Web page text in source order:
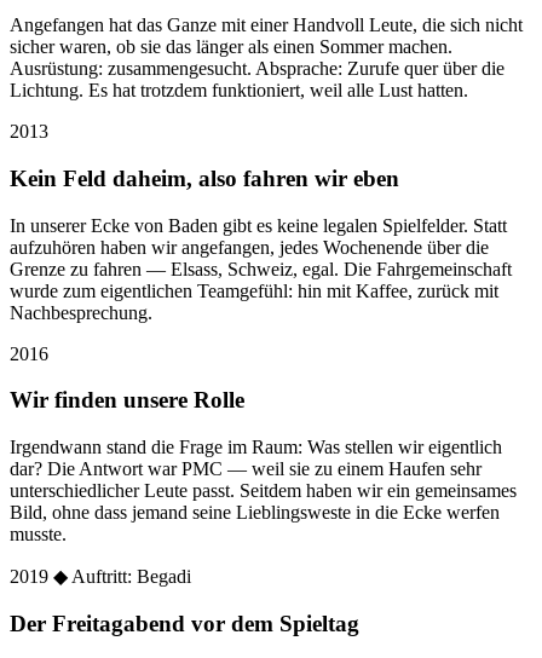
Angefangen hat das Ganze mit einer Handvoll Leute, die sich nicht
sicher waren, ob sie das länger als einen Sommer machen.
Ausrüstung: zusammengesucht. Absprache: Zurufe quer über die
Lichtung. Es hat trotzdem funktioniert, weil alle Lust hatten.
2013
Kein Feld daheim, also fahren wir eben
In unserer Ecke von Baden gibt es keine legalen Spielfelder. Statt
aufzuhören haben wir angefangen, jedes Wochenende über die
Grenze zu fahren — Elsass, Schweiz, egal. Die Fahrgemeinschaft
wurde zum eigentlichen Teamgefühl: hin mit Kaffee, zurück mit
Nachbesprechung.
2016
Wir finden unsere Rolle
Irgendwann stand die Frage im Raum: Was stellen wir eigentlich
dar? Die Antwort war PMC — weil sie zu einem Haufen sehr
unterschiedlicher Leute passt. Seitdem haben wir ein gemeinsames
Bild, ohne dass jemand seine Lieblingsweste in die Ecke werfen
musste.
2019 ◆ Auftritt: Begadi
Der Freitagabend vor dem Spieltag